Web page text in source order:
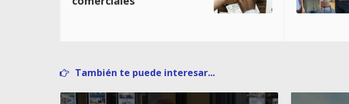
También te puede interesar...